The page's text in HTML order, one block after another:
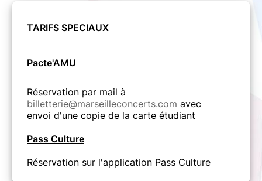
TARIFS SPECIAUX
Pacte'AMU
Réservation par mail à
billetterie@marseilleconcerts.com avec
envoi d'une copie de la carte étudiant
Pass Culture
Réservation sur l'application Pass Culture